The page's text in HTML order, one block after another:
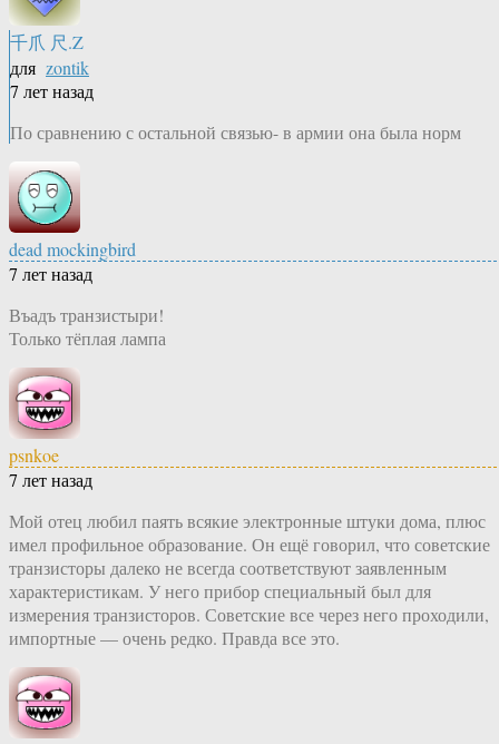
千爪 尺.Z
для zontik
7 лет назад
По сравнению с остальной связью- в армии она была норм
dead mockingbird
7 лет назад
Въадъ транзистыри!
Только тёплая лампа
psnkoe
7 лет назад
Мой отец любил паять всякие электронные штуки дома, плюс
имел профильное образование. Он ещё говорил, что советские
транзисторы далеко не всегда соответствуют заявленным
характеристикам. У него прибор специальный был для
измерения транзисторов. Советские все через него проходили,
импортные — очень редко. Правда все это.